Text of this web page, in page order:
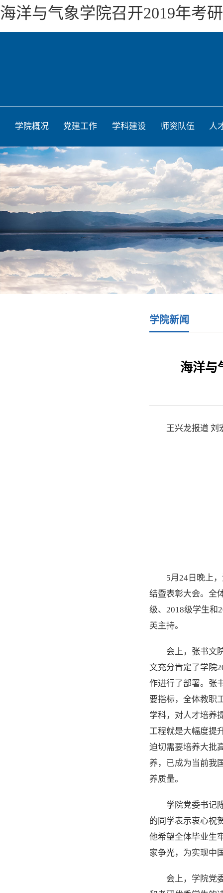
海洋与气象学院召开2019年考
学院概况 党建工作 学科建设 师资队伍 人
学院新闻
海洋与
王兴龙报道 刘
5月24日晚上
结暨表彰大会。全
级、2018级学生和
英主持。
会上，张书文
文充分肯定了学院
作进行了部署。张
要指标，全体教职
学科，对人才培养
工程就是大幅度提
迫切需要培养大批
养，已成为当前我
养质量。
学院党委书记
的同学表示衷心祝
他希望全体毕业生
家争光，为实现中
会上，学院党